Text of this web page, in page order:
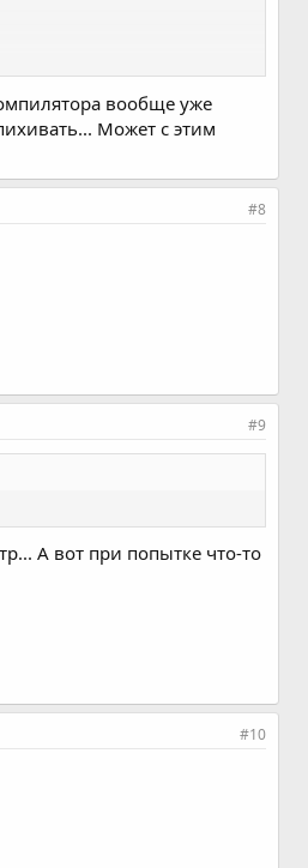
вообще уже
Может с этим
#8
#9
А вот при попытке что-то
#10